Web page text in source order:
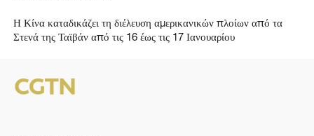
Η Κίνα καταδικάζει τη διέλευση αμερικανικών πλοίων από τα
Στενά της Ταϊβάν από τις 16 έως τις 17 Ιανουαρίου